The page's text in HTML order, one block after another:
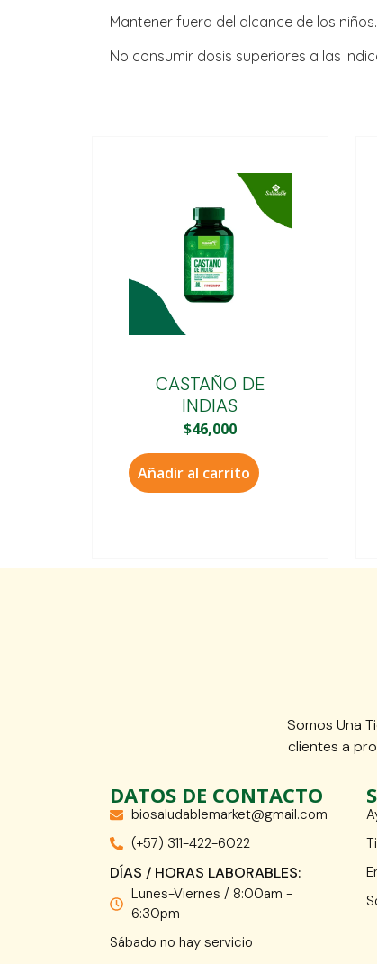
Mantener fuera del alcance de los niños.
No consumir dosis superiores a las
CASTAÑO DE
INDIAS
$46,000
Añadir al carrito
Somos Una
clientes a
DATOS DE CONTACTO
biosaludablemarket@gmail.com
(+57) 311-422-6022
DÍAS / HORAS LABORABLES:
Lunes-Viernes / 8:00am -
6:30pm
Sábado no hay servicio